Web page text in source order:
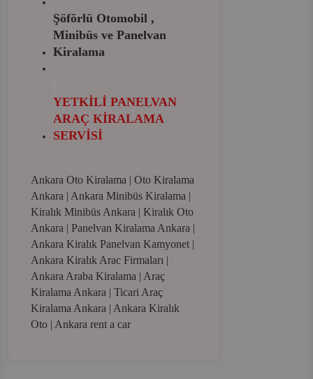
Şöförlü Otomobil ,
Minibüs ve Panelvan
Kiralama
YETKİLİ PANELVAN
ARAÇ KİRALAMA
SERVİSİ
Ankara Oto Kiralama | Oto Kiralama
Ankara | Ankara Minibüs Kiralama |
Kiralık Minibüs Ankara | Kiralık Oto
Ankara | Panelvan Kiralama Ankara |
Ankara Kiralık Panelvan Kamyonet |
Ankara Kiralık Arac Firmaları |
Ankara Araba Kiralama | Araç
Kiralama Ankara | Ticari Araç
Kiralama Ankara | Ankara Kiralık
Oto | Ankara rent a car